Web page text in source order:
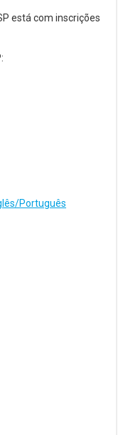
está com inscrições
Português